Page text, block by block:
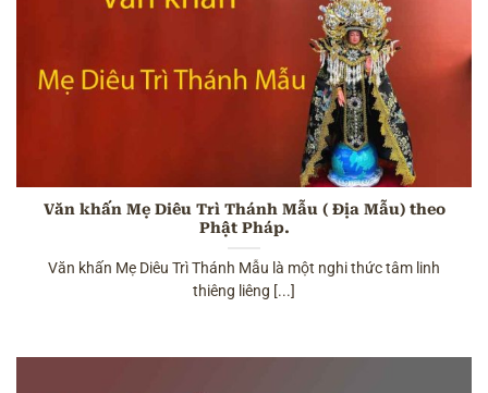
Văn khấn Mẹ Diêu Trì Thánh Mẫu ( Địa Mẫu) theo
Phật Pháp.
Văn khấn Mẹ Diêu Trì Thánh Mẫu là một nghi thức tâm linh
thiêng liêng [...]